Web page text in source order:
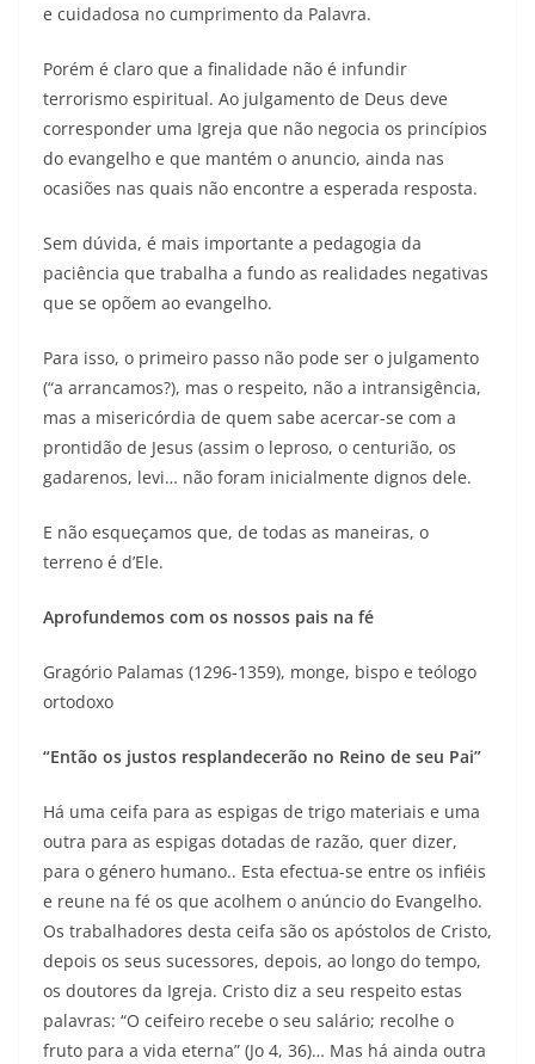
e cuidadosa no cumprimento da Palavra.
Porém é claro que a finalidade não é infundir
terrorismo espiritual. Ao julgamento de Deus deve
corresponder uma Igreja que não negocia os princípios
do evangelho e que mantém o anuncio, ainda nas
ocasiões nas quais não encontre a esperada resposta.
Sem dúvida, é mais importante a pedagogia da
paciência que trabalha a fundo as realidades negativas
que se opõem ao evangelho.
Para isso, o primeiro passo não pode ser o julgamento
(“a arrancamos?), mas o respeito, não a intransigência,
mas a misericórdia de quem sabe acercar-se com a
prontidão de Jesus (assim o leproso, o centurião, os
gadarenos, levi… não foram inicialmente dignos dele.
E não esqueçamos que, de todas as maneiras, o
terreno é d’Ele.
Aprofundemos com os nossos pais na fé
Gragório Palamas (1296-1359), monge, bispo e teólogo
ortodoxo
“Então os justos resplandecerão no Reino de seu Pai”
Há uma ceifa para as espigas de trigo materiais e uma
outra para as espigas dotadas de razão, quer dizer,
para o género humano.. Esta efectua-se entre os infiéis
e reune na fé os que acolhem o anúncio do Evangelho.
Os trabalhadores desta ceifa são os apóstolos de Cristo,
depois os seus sucessores, depois, ao longo do tempo,
os doutores da Igreja. Cristo diz a seu respeito estas
palavras: “O ceifeiro recebe o seu salário; recolhe o
fruto para a vida eterna” (Jo 4, 36)… Mas há ainda outra